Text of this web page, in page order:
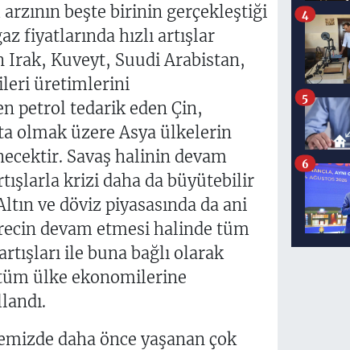
beşte birinin gerçekleştiği
fiyatlarında hızlı artışlar
Kuveyt, Suudi Arabistan,
üretimlerini
petrol tedarik eden Çin,
olmak üzere Asya ülkelerin
Savaş halinin devam
krizi daha da büyütebilir
ve döviz piyasasında da ani
devam etmesi halinde tüm
ile buna bağlı olarak
ülke ekonomilerine
daha önce yaşanan çok
4
5
6